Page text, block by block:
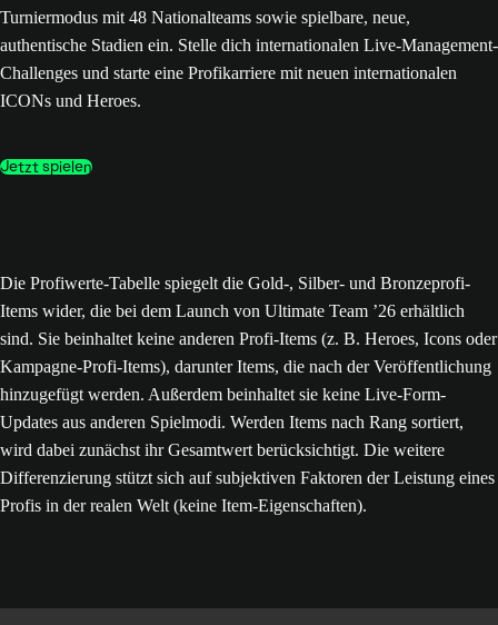
Turniermodus mit 48 Nationalteams sowie spielbare, neue,
authentische Stadien ein. Stelle dich internationalen Live-Management-
Challenges und starte eine Profikarriere mit neuen internationalen
ICONs und Heroes.
Jetzt spielen
Die Profiwerte-Tabelle spiegelt die Gold-, Silber- und Bronzeprofi-
Items wider, die bei dem Launch von Ultimate Team ’26 erhältlich
sind. Sie beinhaltet keine anderen Profi-Items (z. B. Heroes, Icons oder
Kampagne-Profi-Items), darunter Items, die nach der Veröffentlichung
hinzugefügt werden. Außerdem beinhaltet sie keine Live-Form-
Updates aus anderen Spielmodi. Werden Items nach Rang sortiert,
wird dabei zunächst ihr Gesamtwert berücksichtigt. Die weitere
Differenzierung stützt sich auf subjektiven Faktoren der Leistung eines
Profis in der realen Welt (keine Item-Eigenschaften).